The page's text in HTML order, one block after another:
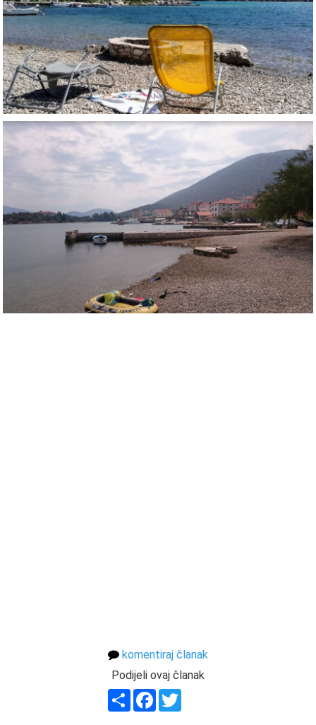
komentiraj članak
Podijeli ovaj članak
ShareFacebook